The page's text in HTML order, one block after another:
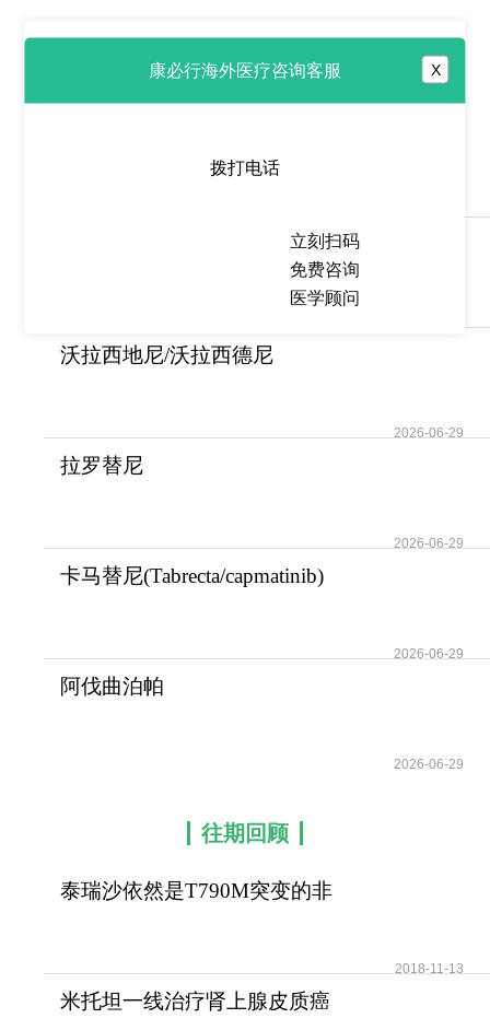
热点推荐
(Sparsentan)是一种口服
拉泽替尼/兰泽替尼(Leclaza)为
沃拉西地尼/沃拉西德尼
2026-06-29
拉罗替尼
2026-06-29
卡马替尼(Tabrecta/capmatinib)
2026-06-29
阿伐曲泊帕
2026-06-29
往期回顾
泰瑞沙依然是T790M突变的非
2018-11-13
米托坦一线治疗肾上腺皮质癌
康必行海外医疗咨询客服 X
拨打电话
立刻扫码
免费咨询
医学顾问